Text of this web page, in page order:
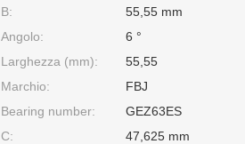
B:
55,55 mm
Angolo:
6 °
Larghezza (mm):
55,55
Marchio:
FBJ
Bearing number:
GEZ63ES
C:
47,625 mm